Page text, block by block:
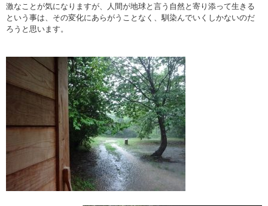
激なことが気になりますが、人間が地球と言う自然と寄り添って生きる
という事は、その変化にあらがうことなく、馴染んでいくしかないのだ
ろうと思います。